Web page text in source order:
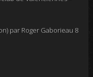
par Roger Gaborieau 8